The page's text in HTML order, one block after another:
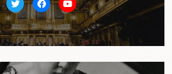
TwitterfacebookYoutube